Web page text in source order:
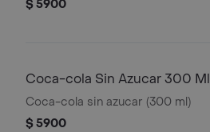
$ 5900
Coca-cola Sin Azucar 300 Ml
Coca-cola sin azucar (300 ml)
$ 5900